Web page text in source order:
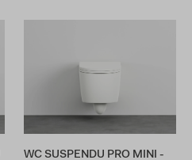
WC SUSPENDU PRO MINI -